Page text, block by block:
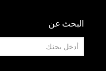
البحث عن